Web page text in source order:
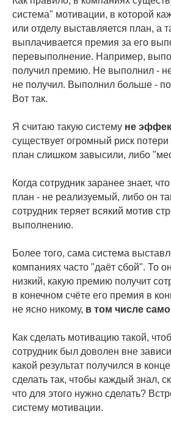
система" мотивации, в которой
или отделу выставляется план, а
выплачивается премия за его
перевыполнение. Например,
получил премию. Не выполнил -
не получил. Выполнил больше -
Вот так.
Я считаю такую систему не
существует огромный риск
план слишком завысили, либо
Когда сотрудник заранее знает,
план - не реализуемый, либо он
сотрудник теряет всякий мотив
выполнению.
Более того, сама система
компаниях часто "даёт сбой". То
низкий, какую премию получит
в конечном счёте его премия в
не ясно никому, в том числе
Как сделать мотивацию такой,
сотрудник был доволен вне
какой результат получился в
сделать так, чтобы каждый знал,
что для этого нужно сделать?
систему мотивации.